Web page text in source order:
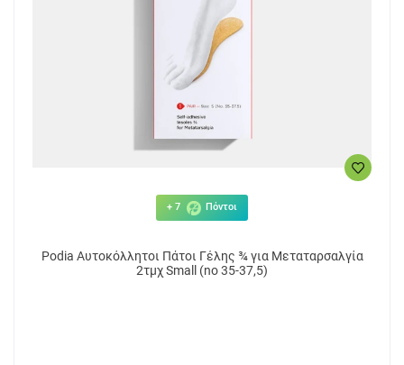
+ 7 Πόντοι
Podia Αυτοκόλλητοι Πάτοι Γέλης ¾ για Mεταταρσαλγία
2τμχ Small (no 35-37,5)